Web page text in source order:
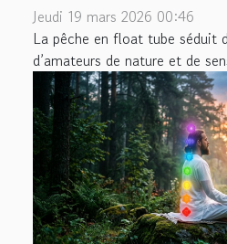
Jeudi 19 mars 2026 00:46
La pêche en float tube séduit
d’amateurs de nature et de